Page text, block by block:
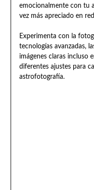
emocionalmente con tu
vez más apreciado en
Experimenta con la
tecnologías avanzadas,
imágenes claras incluso
diferentes ajustes para
astrofotografía.